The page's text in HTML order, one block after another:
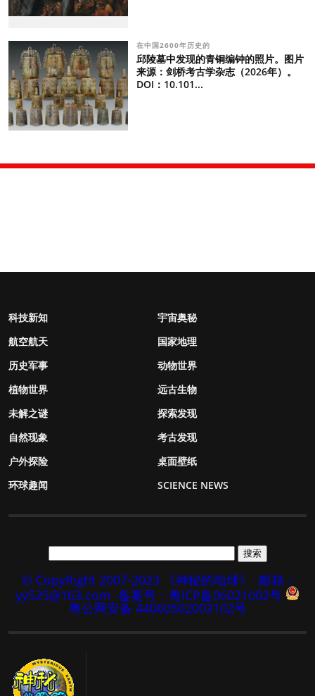
在中国2600年历史的
邱陵墓中发现的青铜编钟的照片。图片
来源：剑桥考古学杂志（2026年）。
DOI：10.101...
科技新知
宇宙奥秘
航空航天
国家地理
历史军事
动物世界
植物世界
远古生物
未解之谜
探索发现
自然现象
考古发现
户外探险
桌面壁纸
环球趣闻
SCIENCE NEWS
© CopyRight 2007-2023 《神秘的地球》
邮箱：
yy525@163.com 备案号：粤ICP备06021002号
粤公网安备 44060502003102号